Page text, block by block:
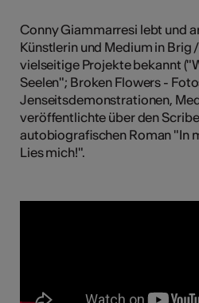
Conny Giammarresi lebt und
Künstlerin und Medium in Brig
vielseitige Projekte bekannt
Seelen"; Broken Flowers -
Jenseitsdemonstrationen,
veröffentlichte über den
autobiografischen Roman "In
Lies mich!".